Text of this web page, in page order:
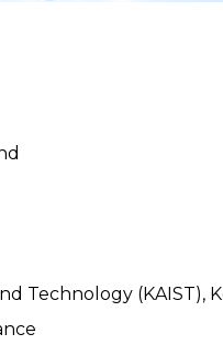
Technology (KAIST),